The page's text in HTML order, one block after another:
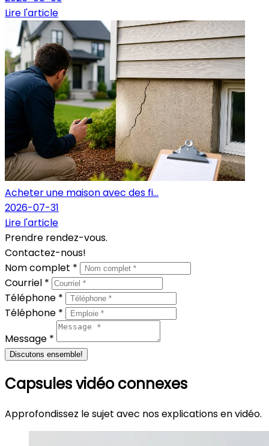
Lire l'article
Acheter une maison avec des fi...
2026-07-31
Lire l'article
Prendre rendez-vous.
Contactez-nous!
Nom complet *
Courriel *
Téléphone *
Téléphone *
Message *
Discutons ensemble!
Capsules vidéo connexes
Approfondissez le sujet avec nos explications en vidéo.